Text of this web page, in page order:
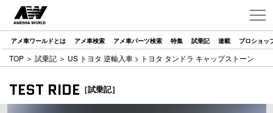
アメ車ワールドとは アメ車検索 アメ車パーツ検索 特集 試乗記 連載 プロショッ
TOP ＞ 試乗記 ＞ US トヨタ 逆輸入車 > トヨタ タンドラ キャップストーン
TEST RIDE ［試乗記］